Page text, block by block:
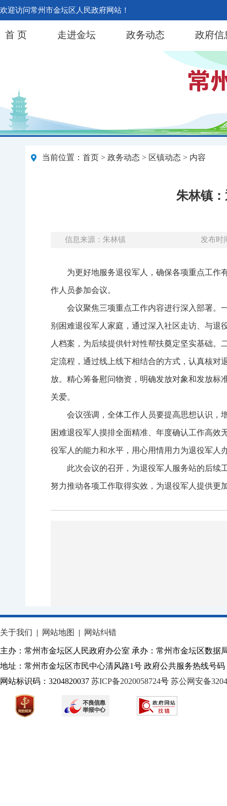
欢迎访问常州市金坛区人民政府网站！
首 页 走进金坛 政务动态 政府信
当前位置： 首页 > 政务动态 > 区镇动态 > 内容
朱林镇
信息来源：朱林镇 发布时
为更好地服务退役军人，确保各项重点工作
作人员参加会议。
会议聚焦三项重点工作内容进行深入部署。
别困难退役军人家庭，通过深入社区走访、与退
人档案，为后续提供针对性帮扶奠定坚实基础
定流程，通过线上线下相结合的方式，认真核对
放。精心筹备慰问物资，明确发放对象和发放标
关爱。
会议强调，全体工作人员要提高思想认识，
困难退役军人摸排全面精准、年度确认工作高
役军人的能力和水平，用心用情用力为退役军人
此次会议的召开，为退役军人服务站的后续
努力推动各项工作取得实效，为退役军人提供更
关于我们 | 网站地图 | 网站纠错
主办：常州市金坛区人民政府办公室 承办：常州市金坛区数据
地址：常州市金坛区市民中心清风路1号 政府公共服务热线号码
网站标识码：3204820037 苏ICP备2020058724号 苏公网安备